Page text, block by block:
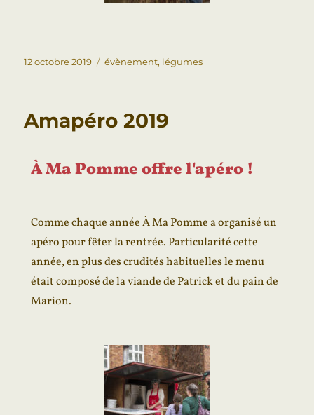
12 octobre 2019 évènement, légumes
Amapéro 2019
À Ma Pomme offre l'apéro !
Comme chaque année À Ma Pomme a organisé un
apéro pour fêter la rentrée. Particularité cette
année, en plus des crudités habituelles le menu
était composé de la viande de Patrick et du pain de
Marion.